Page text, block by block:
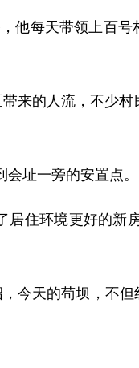
每天带领上百号
的人流，不少村
址一旁的安置点。
住环境更好的新
今天的苟坝，不但